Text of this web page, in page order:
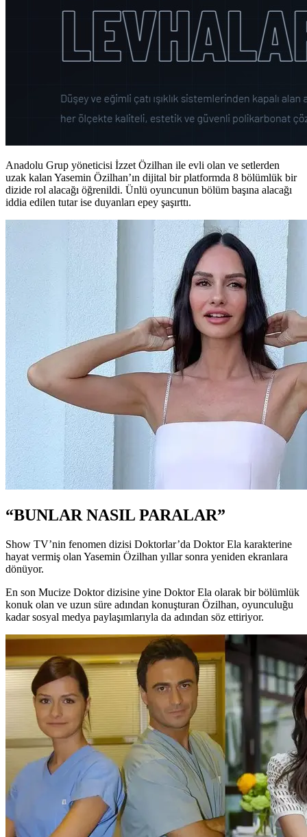
Anadolu Grup yöneticisi İzzet Özilhan ile evli olan ve setlerden
uzak kalan Yasemin Özilhan’ın dijital bir platformda 8 bölümlük bir
dizide rol alacağı öğrenildi. Ünlü oyuncunun bölüm başına alacağı
iddia edilen tutar ise duyanları epey şaşırttı.
“BUNLAR NASIL PARALAR”
Show TV’nin fenomen dizisi Doktorlar’da Doktor Ela karakterine
hayat vermiş olan Yasemin Özilhan yıllar sonra yeniden ekranlara
dönüyor.
En son Mucize Doktor dizisine yine Doktor Ela olarak bir bölümlük
konuk olan ve uzun süre adından konuşturan Özilhan, oyunculuğu
kadar sosyal medya paylaşımlarıyla da adından söz ettiriyor.